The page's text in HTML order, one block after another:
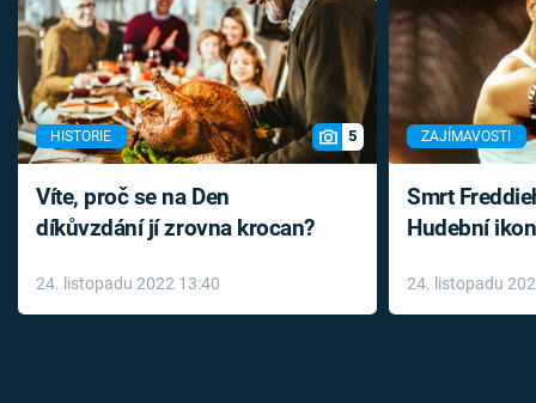
HISTORIE 5
Víte, proč se na Den
díkůvzdání jí zrovna krocan?
24. listopadu 2022 13:40
ZAJÍMAVOSTI
Smrt
Hudební
léky
24. listopadu